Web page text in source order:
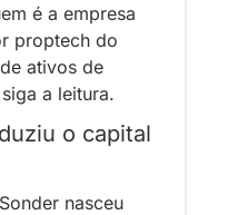
é a empresa
proptech do
ativos de
a leitura.
o capital
nasceu